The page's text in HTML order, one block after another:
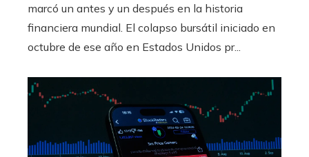
marcó un antes y un después en la historia
financiera mundial. El colapso bursátil iniciado en
octubre de ese año en Estados Unidos pr...